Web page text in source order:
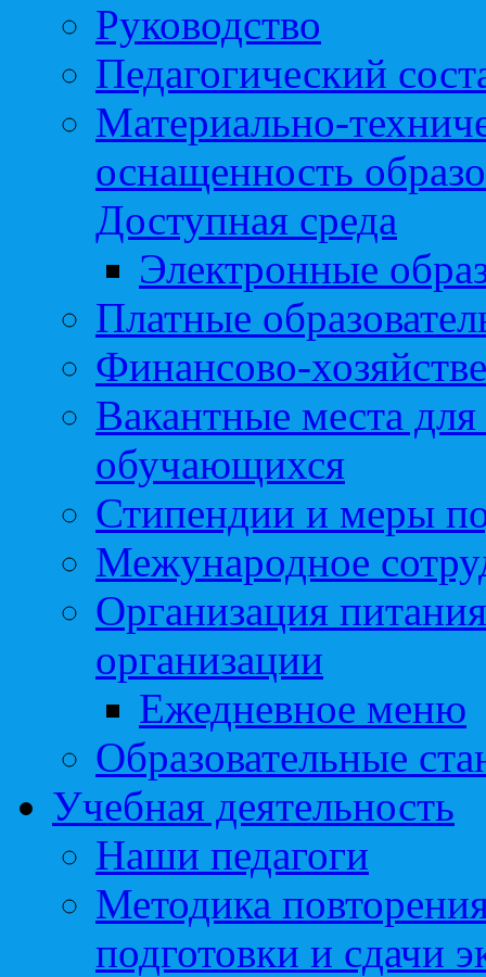
Руководство
Педагогический
Материально-
оснащенность
Доступная среда
Электронные
Платные
Финансово-
Вакантные места
обучающихся
Стипендии и меры
Межународное
Организация
организации
Ежедневное меню
Образовательные
Учебная деятельность
Наши педагоги
Методика
подготовки и сдачи